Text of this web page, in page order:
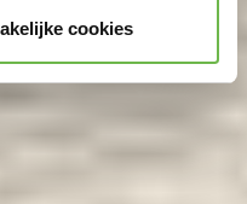
te vinken en te klikken
stemt u er ook mee in
Justitie beoordeeld
cookies